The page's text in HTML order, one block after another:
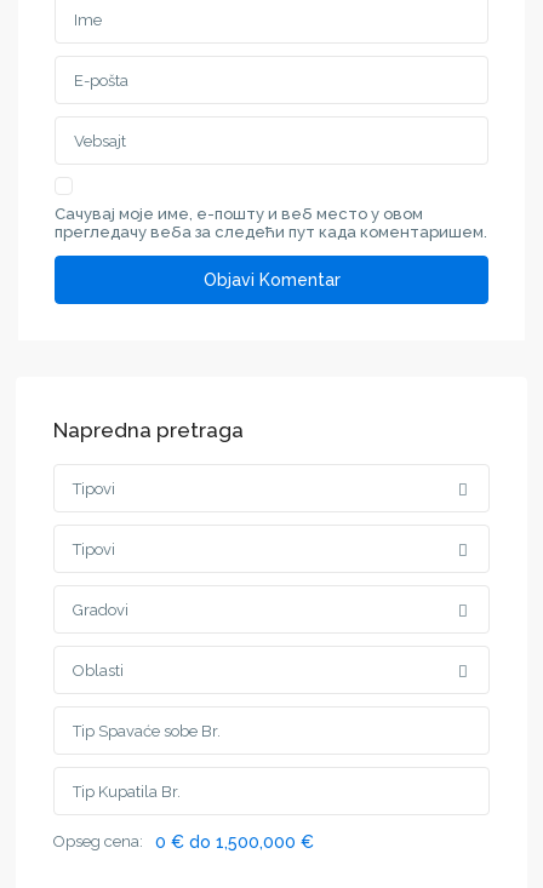
Сачувај моје име, е-пошту и веб место у овом
прегледачу веба за следећи пут када коментаришем.
Napredna pretraga
Tipovi
Tipovi
Gradovi
Oblasti
Opseg cena: 0 € do 1,500,000 €